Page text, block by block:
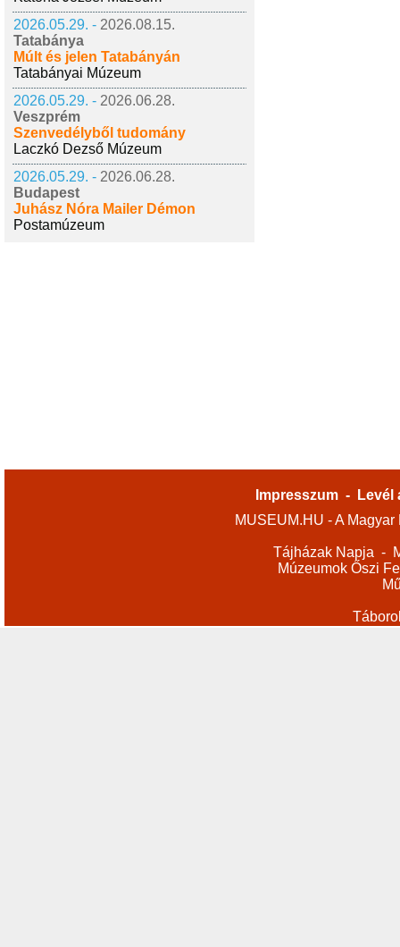
2026.05.29. - 2026.08.15.
Tatabánya
Múlt és jelen Tatabányán
Tatabányai Múzeum
2026.05.29. - 2026.06.28.
Veszprém
Szenvedélyből tudomány
Laczkó Dezső Múzeum
2026.05.29. - 2026.06.28.
Budapest
Juhász Nóra Mailer Démon
Postamúzeum
Impresszum -
Levél
MUSEUM.HU - A
Tájházak Napja -
Múzeumok Őszi